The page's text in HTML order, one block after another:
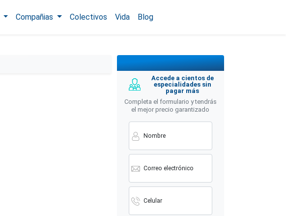
Compañias Colectivos Vida Blog
Accede a cientos de
especialidades sin
pagar más
Completa el formulario y tendrás
el mejor precio garantizado
Nombre
Correo electrónico
Celular